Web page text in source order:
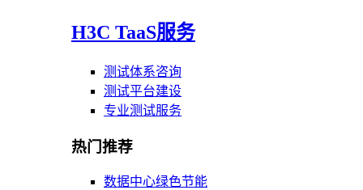
H3C TaaS服务
测试体系咨询
测试平台建设
专业测试服务
热门推荐
数据中心绿色节能